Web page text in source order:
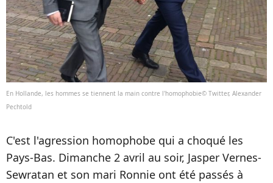
En Hollande, les hommes se tiennent la main contre l'homophobie© Twitter, Alexander
C'est l'agression homophobe qui a choqué les
Pays-Bas. Dimanche 2 avril au soir, Jasper Vernes-
Sewratan et son mari Ronnie ont été passés à